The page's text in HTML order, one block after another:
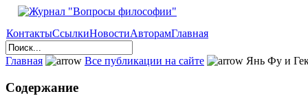
КонтактыСсылкиНовостиАвторамГлавная
Главная Все публикации на сайте Янь Фу и
Содержание